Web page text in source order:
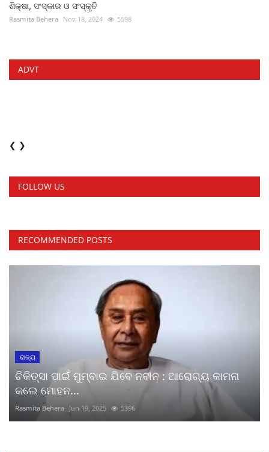
ଶିକ୍ଷା, ସଂସ୍କାର ଓ ସଂସ୍କୃତି
Rasmita Behera Nov 18, 2024 5598
ADVT
❮ ❯
FOLLOW US
RECOMMENDED POSTS
ରାଜ୍ୟ
ଚିକିତ୍ସା ପାଇଁ ମୁମ୍ବାଇ ଯିବେ ନବୀନ : ଆରୋଗ୍ୟ କାମନା
କଲେ ମୋହନ...
Rasmita Behera Jun 19, 2025 5396